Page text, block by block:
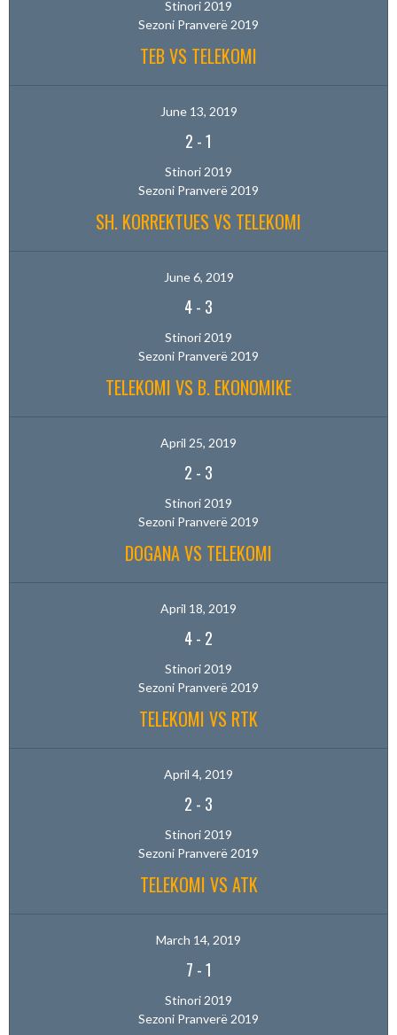
Stinori 2019
Sezoni Pranverë 2019
TEB VS TELEKOMI
June 13, 2019
2 -1
Stinori 2019
Sezoni Pranverë 2019
SH. KORREKTUES VS TELEKOMI
June 6, 2019
4- 3
Stinori 2019
Sezoni Pranverë 2019
TELEKOMI VS B. EKONOMIKE
April 25, 2019
2 - 3
Stinori 2019
Sezoni Pranverë 2019
DOGANA VS TELEKOMI
April 18, 2019
4- 2
Stinori 2019
Sezoni Pranverë 2019
TELEKOMI VS RTK
April 4, 2019
2 - 3
Stinori 2019
Sezoni Pranverë 2019
TELEKOMI VS ATK
March 14, 2019
7 -1
Stinori 2019
Sezoni Pranverë 2019